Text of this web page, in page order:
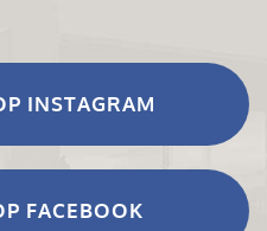
INSTAGRAM
FACEBOOK